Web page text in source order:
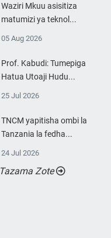
Waziri Mkuu asisitiza
matumizi ya teknol...
05 Aug 2026
Prof. Kabudi: Tumepiga
Hatua Utoaji Hudu...
25 Jul 2026
TNCM yapitisha ombi la
Tanzania la fedha...
24 Jul 2026
Tazama Zote